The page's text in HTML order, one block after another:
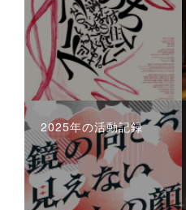
2025年の活動記録